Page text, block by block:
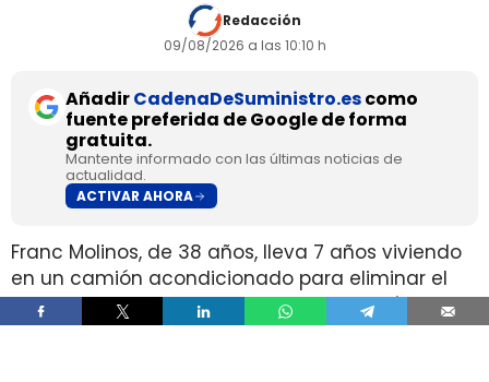
Redacción
09/08/2026 a las 10:10 h
AñadirCadenaDeSuministro.escomo
fuente preferida de Google de forma
gratuita.
Mantente informado con las últimas noticias de
actualidad.
ACTIVAR AHORA
Franc Molinos, de 38 años, lleva 7 años viviendo
en un camión acondicionado para eliminar el
alquiler y recortar sus gastos fijos. El vehículo
incorpora cocina, dormitorio, espacio de